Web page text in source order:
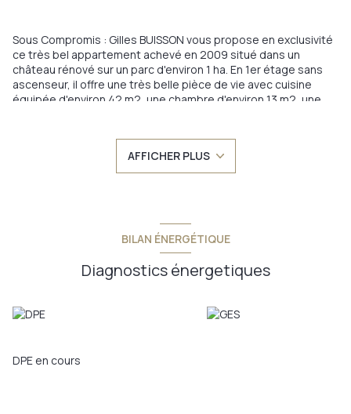
Sous Compromis : Gilles BUISSON vous propose en exclusivité
ce très bel appartement achevé en 2009 situé dans un
château rénové sur un parc d'environ 1 ha. En 1er étage sans
ascenseur, il offre une très belle pièce de vie avec cuisine
équipée d'environ 42 m2, une chambre d'environ 13 m2, une
jouissance privative, équipée d'une pergolas posé sur une
dalle. Il possède en outre un petit balcon, un garage fermé et
deux place de parking en jouissance privative. Double vitrage,
tout à fait raisonnable !!! Belley et Yenne à 5 minutes,
Annecy à 1 heure.
Annonce proposée par un agent commercial
AFFICHER PLUS
BILAN ÉNERGÉTIQUE
Diagnostics énergetiques
DPE en cours